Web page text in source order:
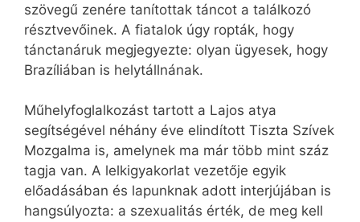
szövegű zenére tanítottak táncot a találkozó
résztvevőinek. A fiatalok úgy ropták, hogy
tánctanáruk megjegyezte: olyan ügyesek, hogy
Brazíliában is helytállnának.
Műhelyfoglalkozást tartott a Lajos atya
segítségével néhány éve elindított Tiszta Szívek
Mozgalma is, amelynek ma már több mint száz
tagja van. A lelkigyakorlat vezetője egyik
előadásában és lapunknak adott interjújában is
hangsúlyozta: a szexualitás érték, de meg kell